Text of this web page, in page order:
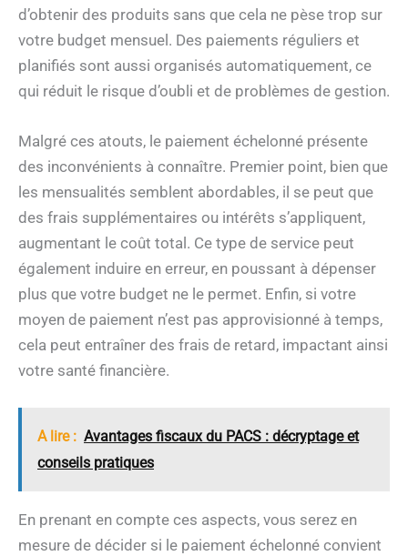
d’obtenir des produits sans que cela ne pèse trop sur
votre budget mensuel. Des paiements réguliers et
planifiés sont aussi organisés automatiquement, ce
qui réduit le risque d’oubli et de problèmes de gestion.
Malgré ces atouts, le paiement échelonné présente
des inconvénients à connaître. Premier point, bien que
les mensualités semblent abordables, il se peut que
des frais supplémentaires ou intérêts s’appliquent,
augmentant le coût total. Ce type de service peut
également induire en erreur, en poussant à dépenser
plus que votre budget ne le permet. Enfin, si votre
moyen de paiement n’est pas approvisionné à temps,
cela peut entraîner des frais de retard, impactant ainsi
votre santé financière.
A lire : Avantages fiscaux du PACS : décryptage et
conseils pratiques
En prenant en compte ces aspects, vous serez en
mesure de décider si le paiement échelonné convient